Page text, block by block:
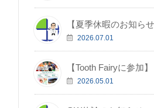
【夏季休暇のお知らせ
2026.07.01
【Tooth Fairyに参加】
2026.05.01